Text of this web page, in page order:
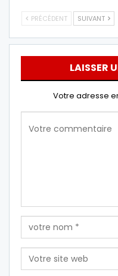
PRÉCÉDENT SUIVANT
LAISSER
Votre adresse